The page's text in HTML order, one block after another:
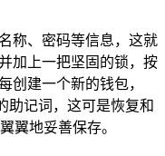
称、密码等信息，这就
加上一把坚固的锁，按
创建一个新的钱包，
助记词，这可是恢复和
翼地妥善保存。